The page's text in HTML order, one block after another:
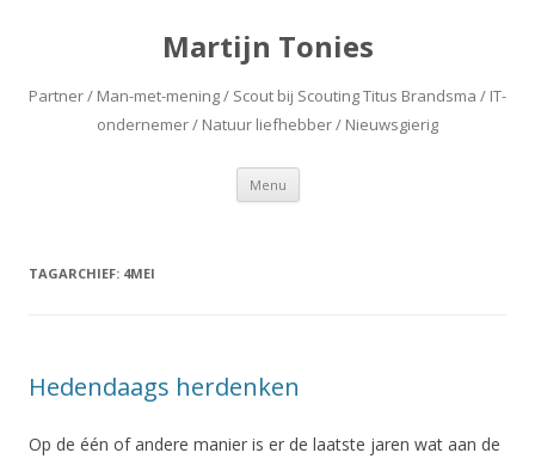
Martijn Tonies
Partner / Man-met-mening / Scout bij Scouting Titus Brandsma / IT-
ondernemer / Natuur liefhebber / Nieuwsgierig
Menu Spring naar de inhoud
TAGARCHIEF: 4MEI
Hedendaags herdenken
Op de één of andere manier is er de laatste jaren wat aan de